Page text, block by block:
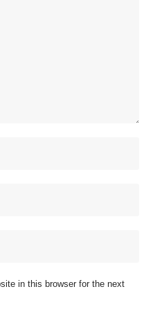
in this browser for the next